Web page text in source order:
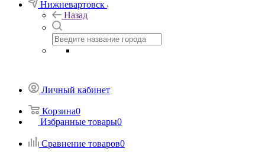
Нижневартовск
Назад
Личный кабинет
Корзина0
Избранные товары0
Сравнение товаров0